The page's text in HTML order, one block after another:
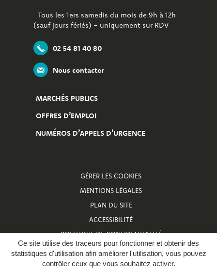
Ce site utilise des traceurs pour fonctionner et obtenir des
statistiques d'utilisation afin améliorer l'utilisation, vous pouvez
contrôler ceux que vous souhaitez activer.
Tous les 1ers samedis du mois de 9h à 12h
(sauf jours fériés) - uniquement sur RDV
02 54 81 40 80
Nous contacter
MARCHÉS PUBLICS
OFFRES D’EMPLOI
NUMÉROS D’APPELS D’URGENCE
GÉRER LES COOKIES
MENTIONS LÉGALES
PLAN DU SITE
ACCESSIBILITÉ
POLITIQUE DE CONFIDENTIALITÉ
NUMÉROS D’APPELS D’URGENCE